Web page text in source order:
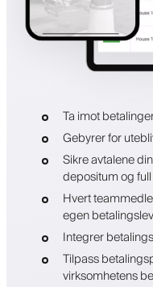
Ta imot
Gebyrer for
Sikre avtalene
depositum og
Hvert
egen
Integrer
Tilpass
virksomhetens